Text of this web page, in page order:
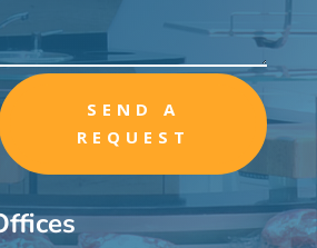
SEND A
REQUEST